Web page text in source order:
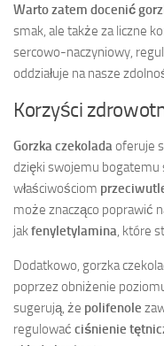
Warto zatem docenić
smak, ale także za liczne
sercowo-naczyniowy,
oddziałuje na nasze
Korzyści
Gorzka czekolada oferuje
dzięki swojemu bogatemu
właściwościom
może znacząco poprawić
jakfenyletylamina , które
Dodatkowo, gorzka
poprzez obniżenie
sugerują, że polifenole
regulować ciśnienie